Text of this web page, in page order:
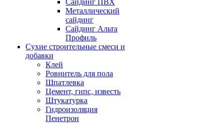
Сайдинг ПВХ
Металлический
сайдинг
Сайдинг Альта
Профиль
Сухие строительные смеси и
добавки
Клей
Ровнитель для пола
Шпатлевка
Цемент, гипс, известь
Штукатурка
Гидроизоляция
Пенетрон